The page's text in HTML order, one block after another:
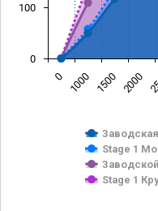
Stage 1
Stage 1
0 1000 1500 2000
0
100